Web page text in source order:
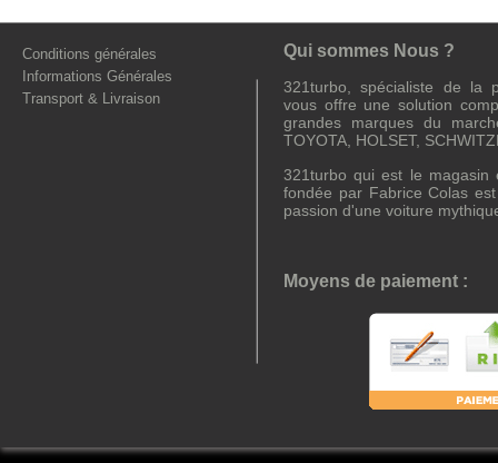
Conditions générales
Informations Générales
Transport & Livraison
Qui sommes Nous ?
321turbo, spécialiste de la
vous offre une solution
grandes marques du
TOYOTA, HOLSET,
321turbo qui est le magasin
fondée par Fabrice Colas
passion d'une voiture
Moyens de paiement :